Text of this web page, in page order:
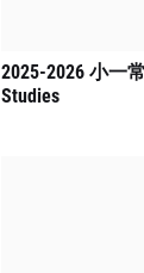
2025-2026 小一
Studies